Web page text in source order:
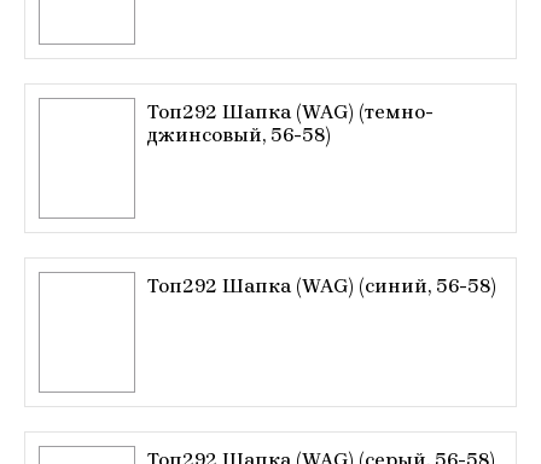
Топ292 Шапка (WAG) (темно-
джинсовый, 56-58)
Топ292 Шапка (WAG) (синий, 56-58)